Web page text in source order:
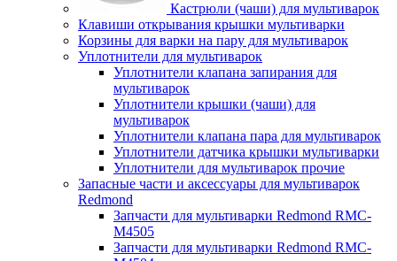
Кастрюли (чаши) для мультиварок
Клавиши открывания крышки мультиварки
Корзины для варки на пару для мультиварок
Уплотнители для мультиварок
Уплотнители клапана запирания для
мультиварок
Уплотнители крышки (чаши) для
мультиварок
Уплотнители клапана пара для мультиварок
Уплотнители датчика крышки мультиварки
Уплотнители для мультиварок прочие
Запасные части и аксессуары для мультиварок
Redmond
Запчасти для мультиварки Redmond RMC-
M4505
Запчасти для мультиварки Redmond RMC-